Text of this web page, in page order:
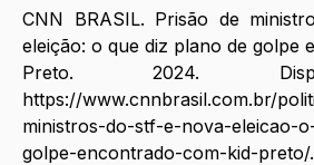
CNN BRASIL. Prisão de
eleição: o que diz plano de golpe
https://www.cnnbrasil.com.br/
ministros-do-stf-e-nova-eleicao-
golpe-encontrado-com-kid-preto/